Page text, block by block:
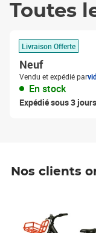
Toutes
Livraison Offerte
Neuf
Vendu et expédié par
En stock
Expédié sous 3 jours
Nos clients